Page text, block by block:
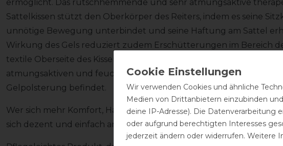
ermöglicht. Das rutschhemmende und sehr atmungsaktive
Sattelkissen stützt den Oberkörper des Reiters, indem es seine
unnötige Bewegung unterbindet und seine Haftung am Sattel
Wirkung des Gels reduziert zudem Erschütterungen im Bereich
textile Oberseite des Kissens ist aus äußerst bequemem Dri-Lex,
atmungsaktiven und feuchtigkeitsregulierenden Stoffgewebe, auf
Gelpolsterung befindet.
Wer sich mehr Komfort, Halt und Sicherheit im Sattel wünscht,
sich dezent und einfach am Sattel anbringen lassen, die richtige
Wir verwenden Cookies und ähnliche
Medien von Drittanbietern einzubinden
deine IP-Adresse). Die Datenverarbeitung
oder aufgrund berechtigten Interesses
jederzeit ändern oder widerrufen. Weitere